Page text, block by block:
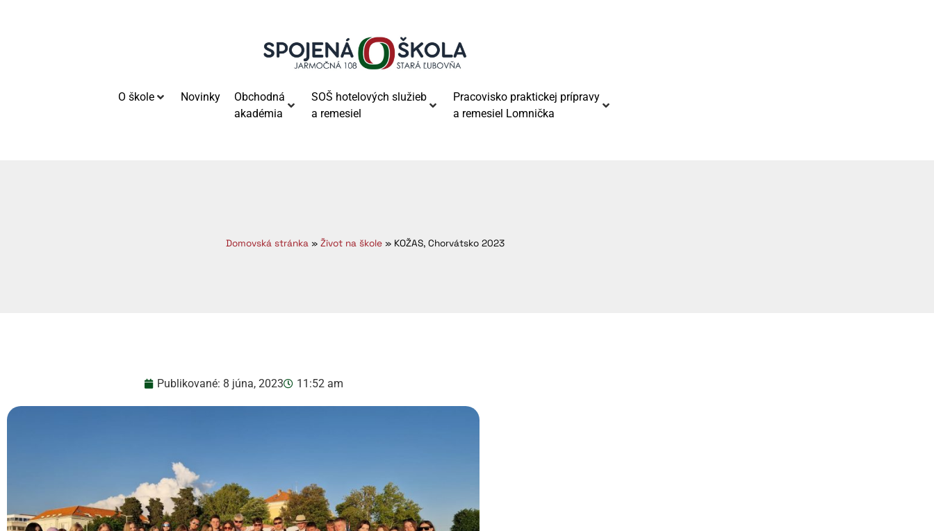
O škole Novinky
Obchodná
akadémia
SOŠ hotelových služieb
a remesiel
Pracovisko praktickej prípravy
a remesiel Lomnička
Domovská stránka» Život na škole» KOŽAS, Chorvátsko 2023
Publikované: 8 júna, 2023 11:52 am